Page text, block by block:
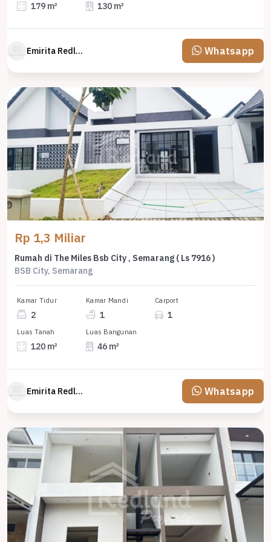
179 m² 130 m²
Emirita Redland Whatsapp
Rp 1,3 Miliar
Rumah di The Miles Bsb City , Semarang ( Ls 7916 )
BSB City, Semarang
Kamar Tidur
2
Kamar Mandi
1
Carport
1
Luas Tanah
120 m²
Luas Bangunan
46 m²
Emirita Redland Whatsapp